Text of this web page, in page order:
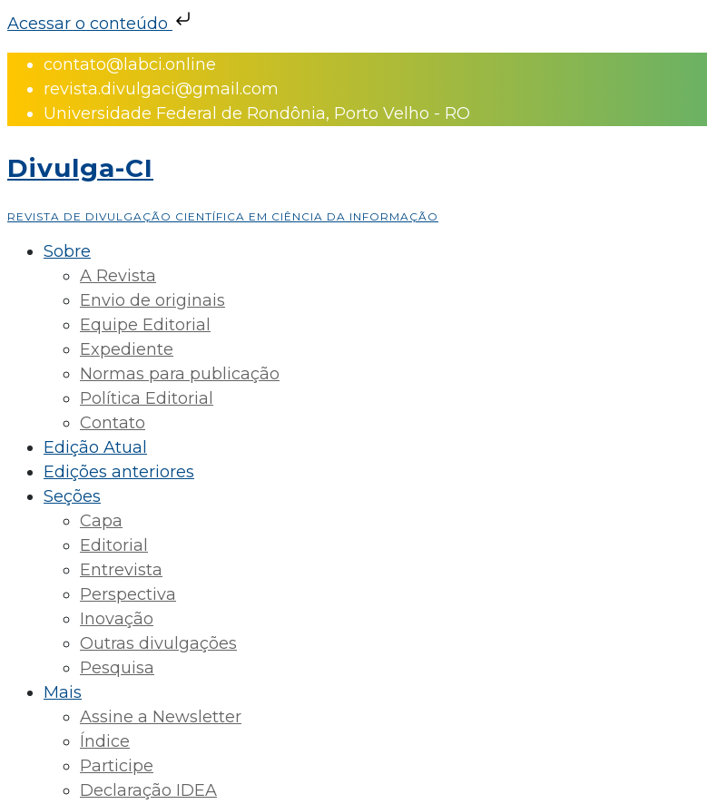
Acessar o conteúdo
Skip
content
contato@labci.online
revista.divulgaci@gmail.com
Universidade Federal de Rondônia, Porto Velho - RO
Divulga-CI
REVISTA DE DIVULGAÇÃO CIENTÍFICA EM CIÊNCIA DA INFORMAÇÃO
Sobre
A Revista
Envio de originais
Equipe Editorial
Expediente
Normas para publicação
Política Editorial
Contato
Edição Atual
Edições anteriores
Seções
Capa
Editorial
Entrevista
Perspectiva
Inovação
Outras divulgações
Pesquisa
Mais
Assine a Newsletter
Índice
Participe
Declaração IDEA